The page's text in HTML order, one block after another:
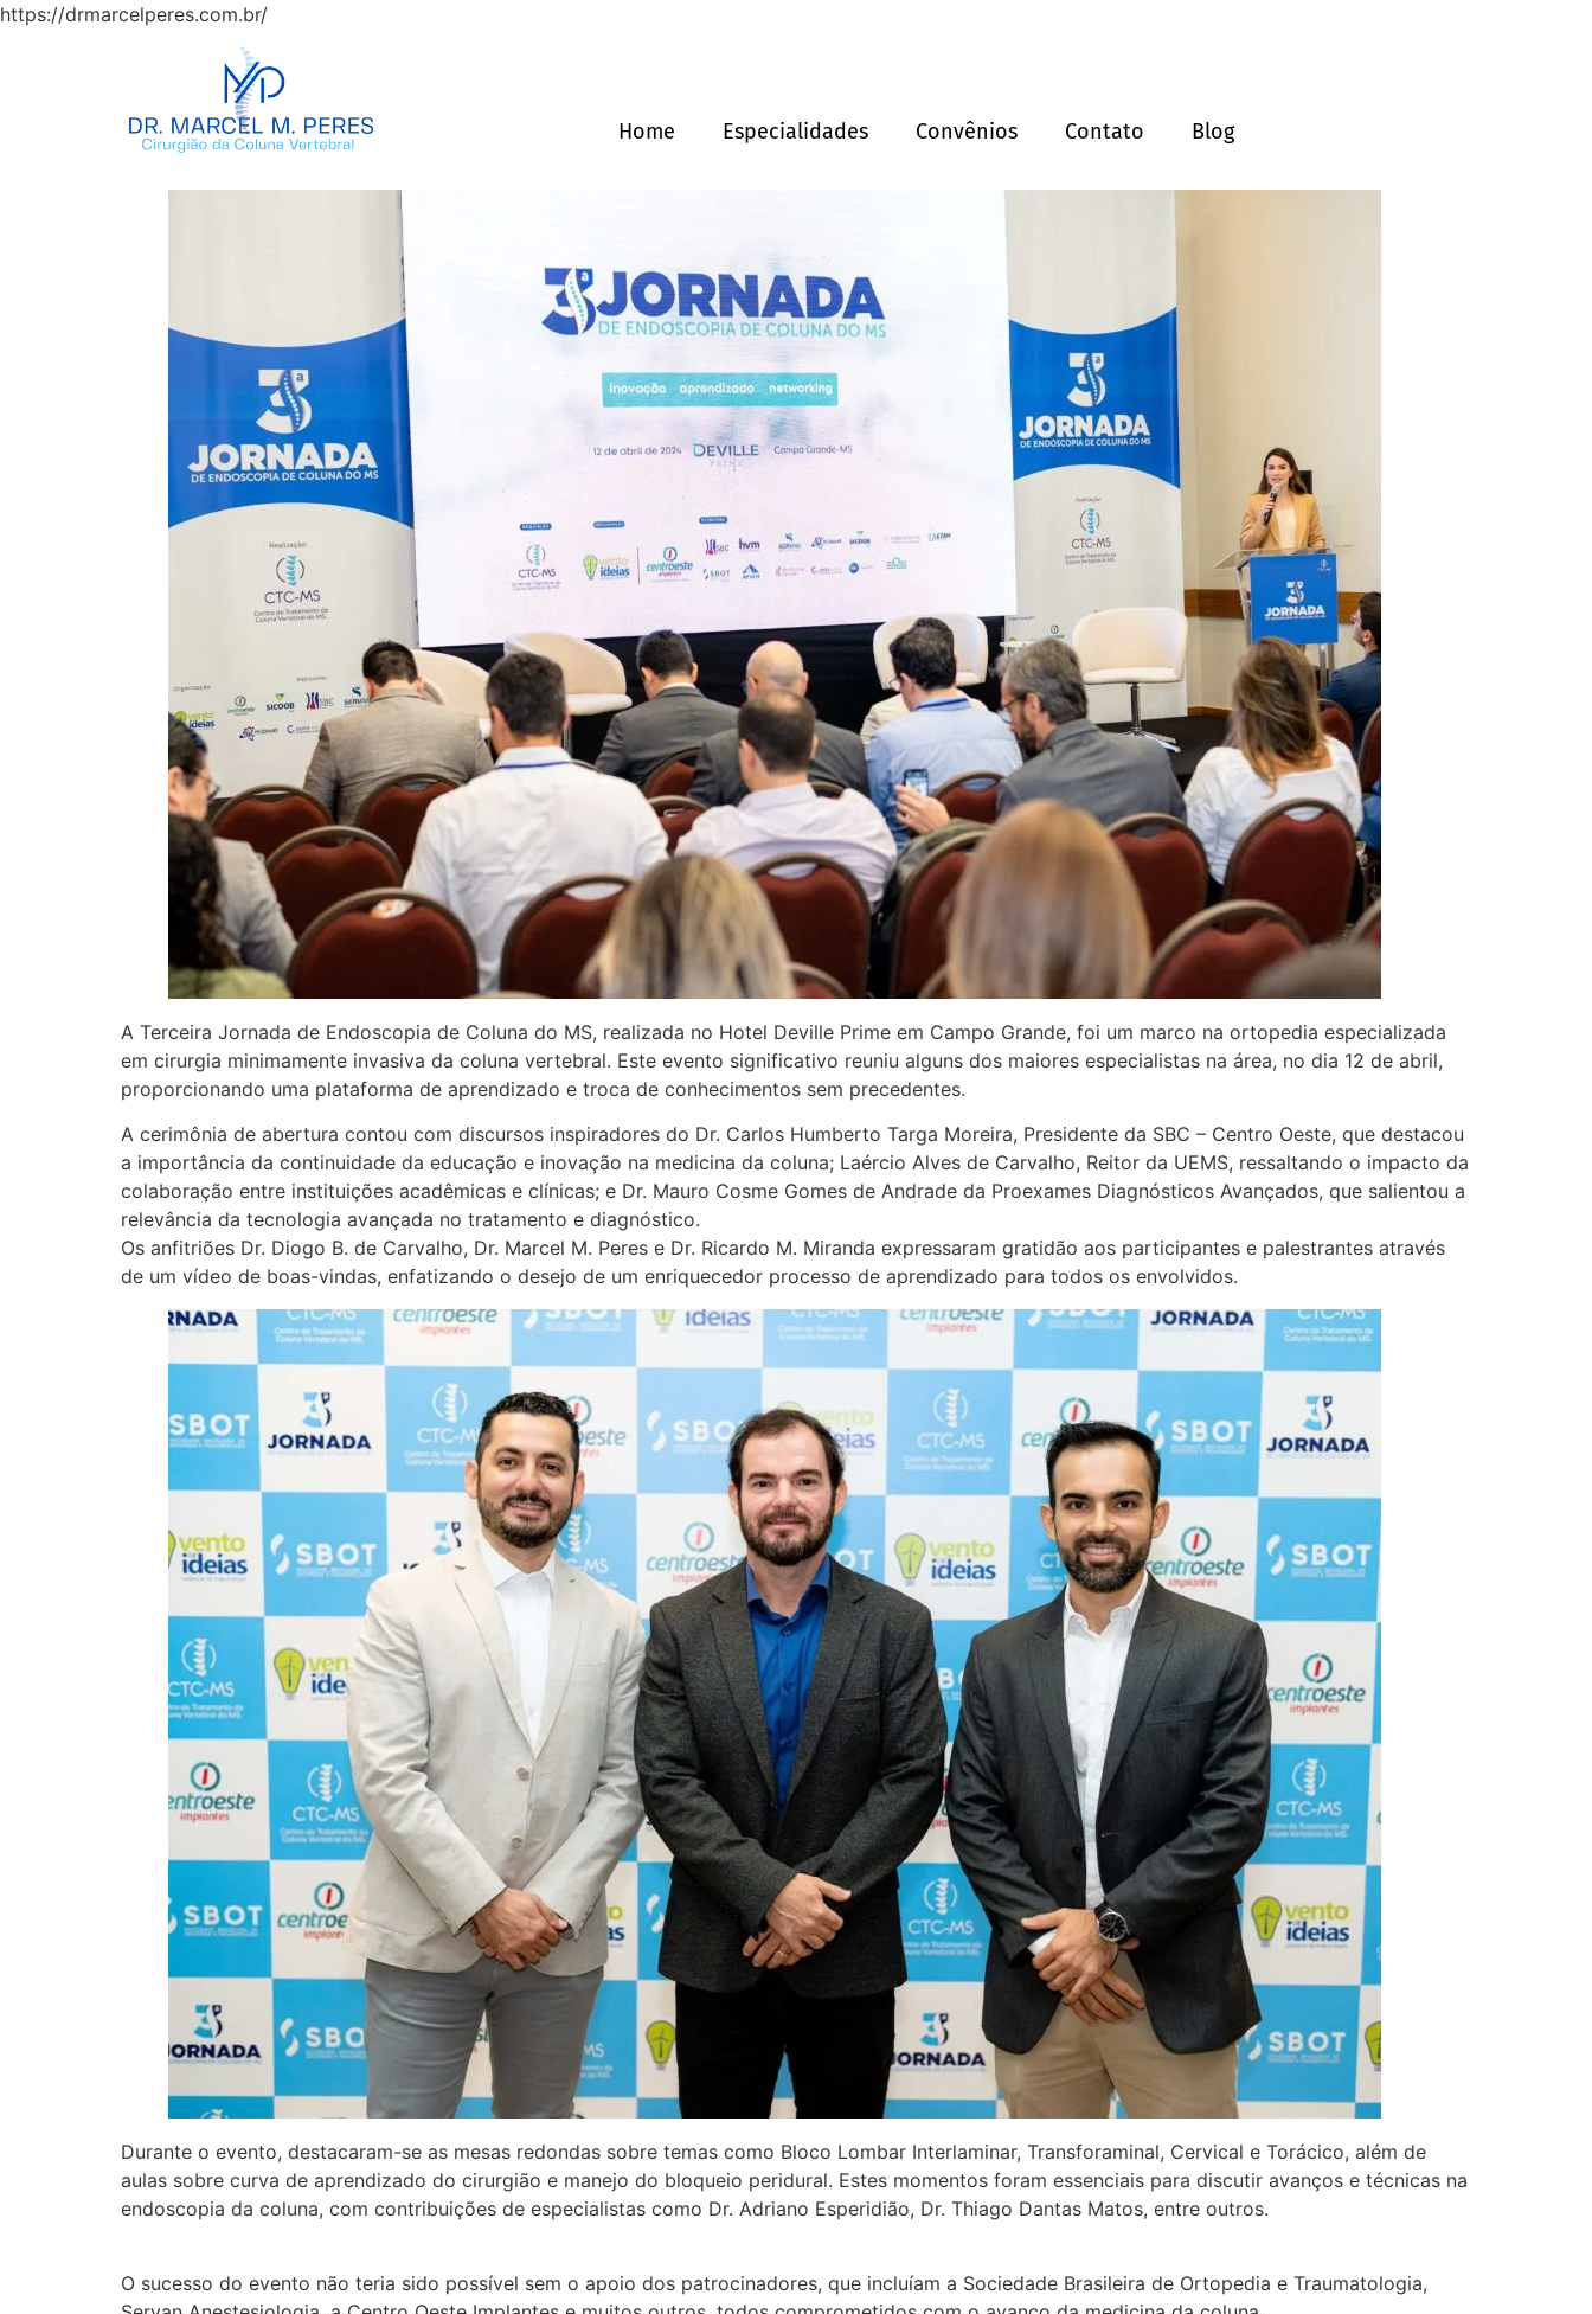
https://drmarcelperes.com.br/
Home Especialidades Convênios Contato Blog
A Terceira Jornada de Endoscopia de Coluna do MS, realizada no Hotel Deville Prime em Campo Grande, foi um marco na ortopedia especializada
em cirurgia minimamente invasiva da coluna vertebral. Este evento significativo reuniu alguns dos maiores especialistas na área, no dia 12 de abril,
proporcionando uma plataforma de aprendizado e troca de conhecimentos sem precedentes.
A cerimônia de abertura contou com discursos inspiradores do Dr. Carlos Humberto Targa Moreira, Presidente da SBC – Centro Oeste, que destacou
a importância da continuidade da educação e inovação na medicina da coluna; Laércio Alves de Carvalho, Reitor da UEMS, ressaltando o impacto da
colaboração entre instituições acadêmicas e clínicas; e Dr. Mauro Cosme Gomes de Andrade da Proexames Diagnósticos Avançados, que salientou a
relevância da tecnologia avançada no tratamento e diagnóstico.
Os anfitriões Dr. Diogo B. de Carvalho, Dr. Marcel M. Peres e Dr. Ricardo M. Miranda expressaram gratidão aos participantes e palestrantes através
de um vídeo de boas-vindas, enfatizando o desejo de um enriquecedor processo de aprendizado para todos os envolvidos.
Durante o evento, destacaram-se as mesas redondas sobre temas como Bloco Lombar Interlaminar, Transforaminal, Cervical e Torácico, além de
aulas sobre curva de aprendizado do cirurgião e manejo do bloqueio peridural. Estes momentos foram essenciais para discutir avanços e técnicas na
endoscopia da coluna, com contribuições de especialistas como Dr. Adriano Esperidião, Dr. Thiago Dantas Matos, entre outros.
O sucesso do evento não teria sido possível sem o apoio dos patrocinadores, que incluíam a Sociedade Brasileira de Ortopedia e Traumatologia,